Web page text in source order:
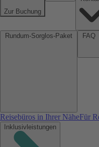
Zur Buchung
Reisebüros in Ihrer NäheFür
Inklusivleistungen